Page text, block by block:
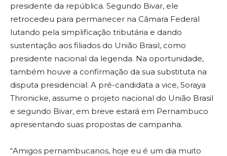
presidente da república. Segundo Bivar, ele
retrocedeu para permanecer na Câmara Federal
lutando pela simplificação tributária e dando
sustentação aos filiados do União Brasil, como
presidente nacional da legenda. Na oportunidade,
também houve a confirmação da sua substituta na
disputa presidencial. A pré-candidata a vice, Soraya
Thronicke, assume o projeto nacional do União Brasil
e segundo Bivar, em breve estará em Pernambuco
apresentando suas propostas de campanha.
“Amigos pernambucanos, hoje eu é um dia muito